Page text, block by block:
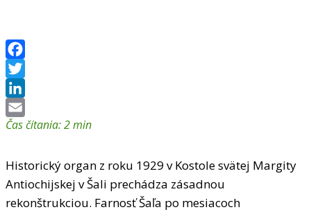
Facebook
Twitter
LinkedIn
Email
Čas čítania:2min
Historický organ z roku 1929 v Kostole svätej Margity
Antiochijskej v Šali prechádza zásadnou
rekonštrukciou. Farnosť Šaľa po mesiacoch